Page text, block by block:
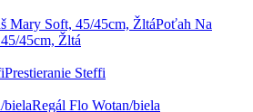
Poťah Na
45cm, Žltá
Prestieranie Steffi
Regál Flo Wotan/biela